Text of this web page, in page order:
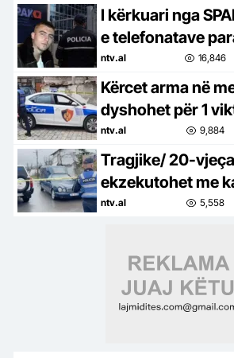
I kërkuari nga
e telefonatave
Inez Hajrulla u
Largohuni nga
ntv.al 16,846
Kërcet arma në
dyshohet për 1
ntv.al 9,884
Tragjike/ 20-
ekzekutohet me
autori në arrati
ntv.al 5,558